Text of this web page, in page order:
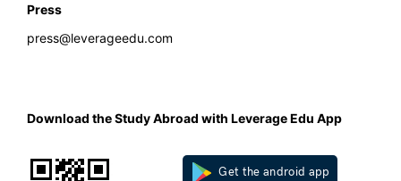
Press
press@leverageedu.com
Download the Study Abroad with Leverage Edu App
Get the android app